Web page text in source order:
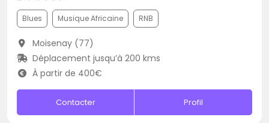
Blues Musique Africaine RNB
Moisenay (77)
Déplacement jusqu’à 200 kms
À partir de 400€
Contacter Profil